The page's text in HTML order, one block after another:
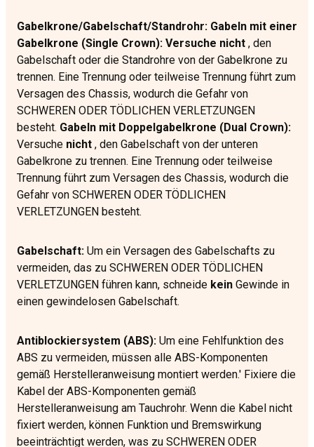
Gabelkrone/Gabelschaft/Standrohr: Gabeln mit einer
Gabelkrone (Single Crown): Versuche nicht , den
Gabelschaft oder die Standrohre von der Gabelkrone zu
trennen. Eine Trennung oder teilweise Trennung führt zum
Versagen des Chassis, wodurch die Gefahr von
SCHWEREN ODER TÖDLICHEN VERLETZUNGEN
besteht. Gabeln mit Doppelgabelkrone (Dual Crown):
Versuche nicht , den Gabelschaft von der unteren
Gabelkrone zu trennen. Eine Trennung oder teilweise
Trennung führt zum Versagen des Chassis, wodurch die
Gefahr von SCHWEREN ODER TÖDLICHEN
VERLETZUNGEN besteht.
Gabelschaft: Um ein Versagen des Gabelschafts zu
vermeiden, das zu SCHWEREN ODER TÖDLICHEN
VERLETZUNGEN führen kann, schneide kein Gewinde in
einen gewindelosen Gabelschaft.
Antiblockiersystem (ABS): Um eine Fehlfunktion des
ABS zu vermeiden, müssen alle ABS-Komponenten
gemäß Herstelleranweisung montiert werden.' Fixiere die
Kabel der ABS-Komponenten gemäß
Herstelleranweisung am Tauchrohr. Wenn die Kabel nicht
fixiert werden, können Funktion und Bremswirkung
beeinträchtigt werden, was zu SCHWEREN ODER